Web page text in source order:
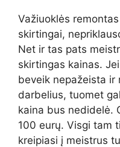
Važiuoklės
skirtingai,
Net ir tas pats
skirtingas kainas.
beveik nepažeista
darbelius, tuomet
kaina bus nedidelė.
100 eurų. Visgi tam
kreipiasi į meistrus